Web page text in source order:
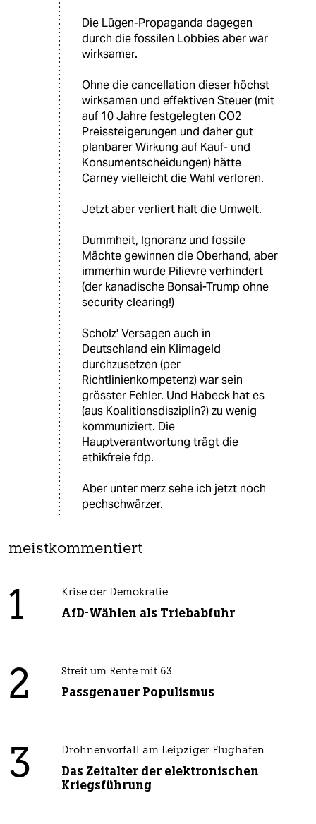
Die Lügen-Propaganda dagegen
durch die fossilen Lobbies aber war
wirksamer.
Ohne die cancellation dieser höchst
wirksamen und effektiven Steuer (mit
auf 10 Jahre festgelegten CO2
Preissteigerungen und daher gut
planbarer Wirkung auf Kauf- und
Konsumentscheidungen) hätte
Carney vielleicht die Wahl verloren.
Jetzt aber verliert halt die Umwelt.
Dummheit, Ignoranz und fossile
Mächte gewinnen die Oberhand, aber
immerhin wurde Pilievre verhindert
(der kanadische Bonsai-Trump ohne
security clearing!)
Scholz' Versagen auch in
Deutschland ein Klimageld
durchzusetzen (per
Richtlinienkompetenz) war sein
grösster Fehler. Und Habeck hat es
(aus Koalitionsdisziplin?) zu wenig
kommuniziert. Die
Hauptverantwortung trägt die
ethikfreie fdp.
Aber unter merz sehe ich jetzt noch
pechschwärzer.
meistkommentiert
1 Krise der Demokratie
AfD-Wählen als Triebabfuhr
2 Streit um Rente mit 63
Passgenauer Populismus
3 Drohnenvorfall am Leipziger Flughafen
Das Zeitalter der elektronischen
Kriegsführung